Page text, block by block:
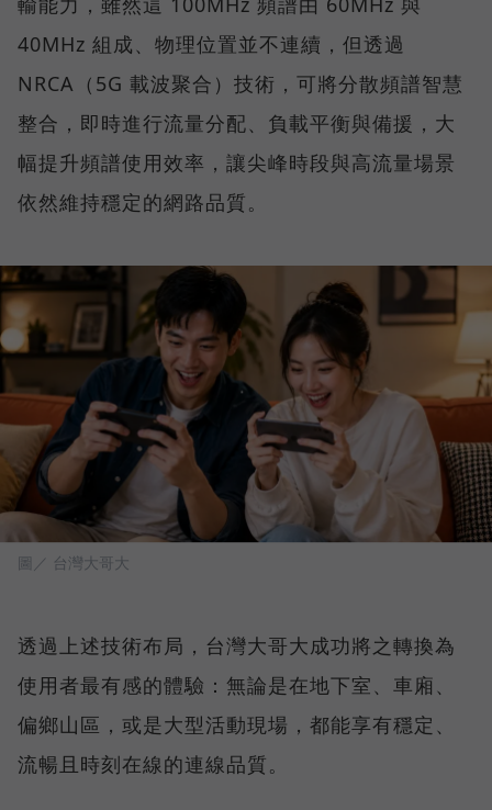
40MHz 組成、物理位置並不連續，但透過
NRCA（5G 載波聚合）技術，可將分散頻譜智慧
整合，即時進行流量分配、負載平衡與備援，大
幅提升頻譜使用效率，讓尖峰時段與高流量場景
依然維持穩定的網路品質。
圖／ 台灣大哥大
透過上述技術布局，台灣大哥大成功將之轉換為
使用者最有感的體驗：無論是在地下室、車廂、
偏鄉山區，或是大型活動現場，都能享有穩定、
流暢且時刻在線的連線品質。